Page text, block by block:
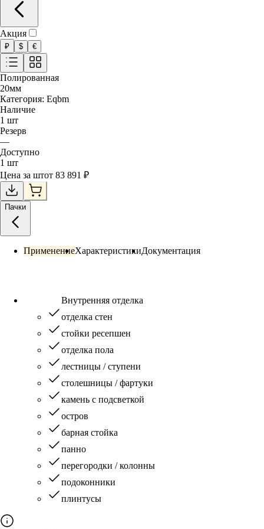
Акция
₽ $ €
Полированная
20мм
Категория: Eqbm
Наличие
1 шт
Резерв
—
Доступно
1 шт
Цена за штот 83 891 ₽
Пачки
ПрименениеХарактеристикиДокументация
Внутренняя отделка
отделка стен
стойки ресепшен
отделка пола
лестницы / ступени
столешницы / фартуки
камень с подсветкой
остров
барная стойка
панно
перегородки / колонны
подоконники
плинтусы